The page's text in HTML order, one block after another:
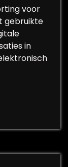
voor
gebruikte
in
Een